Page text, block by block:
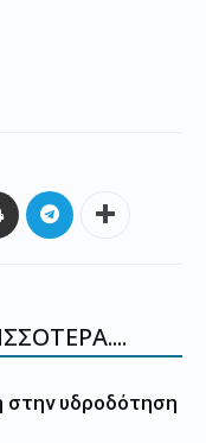
στην υδροδότηση